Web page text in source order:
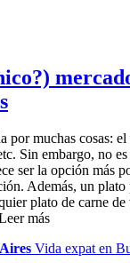
por muchas cosas:
Sin embargo, no
ser la opción más
Además, un
plato de carne
más
Vida expat en